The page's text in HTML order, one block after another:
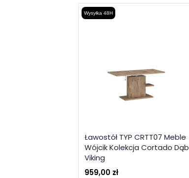
Wysyłka 48H
Ławostół TYP CRTT07 Meble
Wójcik Kolekcja Cortado Dąb
Viking
959,00 zł